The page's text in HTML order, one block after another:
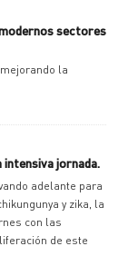
sectores
la
jornada.
adelante para
y zika, la
con las
de este